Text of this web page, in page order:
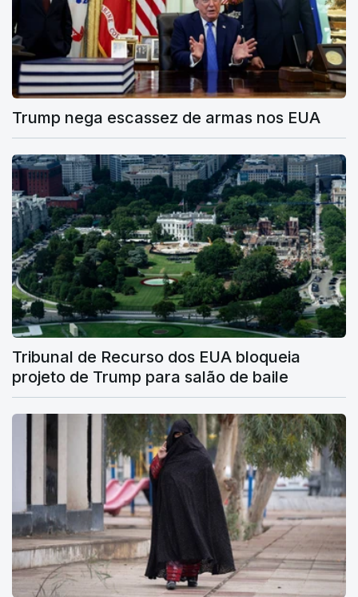
Trump nega escassez de armas nos EUA
Tribunal de Recurso dos EUA bloqueia
projeto de Trump para salão de baile